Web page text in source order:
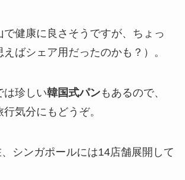
で健康に良さそうですが、ちょっ
ばシェア用だったのかも？）。
は珍しい韓国式パンもあるので、
気分にもどうぞ。
シンガポールには14店舗展開して